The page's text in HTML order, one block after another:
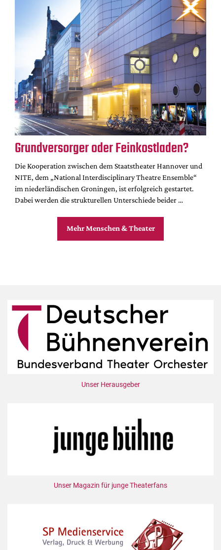
Grundversorger oder Feinkostladen?
Die Kooperation zwischen dem Staatstheater Hannover und
NITE, dem „National Interdisciplinary Theatre Ensemble“
im niederländischen Groningen, ist erfolgreich gestartet.
Dabei werden die strukturellen Unterschiede beider …
Mehr Menschen & Theater
Unser Herausgeber
Unser Magazin für junge Theaterfans